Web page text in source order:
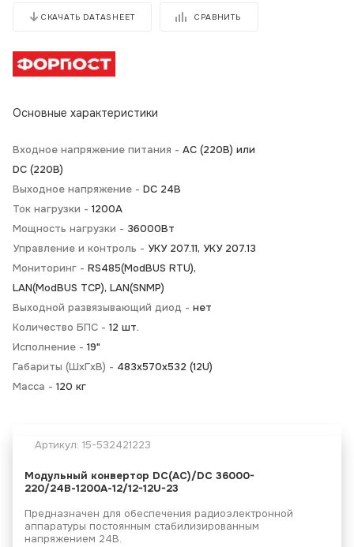
СКАЧАТЬ DATASHEET СРАВНИТЬ
Основные характеристики
Входное напряжение питания - АС (220В) или
DC (220В)
Выходное напряжение - DC 24В
Ток нагрузки - 1200А
Мощность нагрузки - 36000Вт
Управление и контроль - УКУ 207.11, УКУ 207.13
Мониторинг - RS485(ModBUS RTU),
LAN(ModBUS TCP), LAN(SNMP)
Выходной развязывающий диод - нет
Количество БПС - 12 шт.
Исполнение - 19"
Габариты (ШхГхВ) - 483х570х532 (12U)
Масса - 120 кг
Артикул: 15-532421223
Модульный конвертор DC(AC)/DC 36000-
220/24В-1200А-12/12-12U-23
Предназначен для обеспечения радиоэлектронной
аппаратуры постоянным стабилизированным
напряжением 24В.